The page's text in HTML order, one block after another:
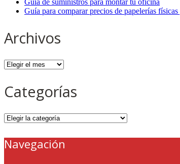
Guía de suministros para montar tu oficina
Guía para comparar precios de papelerías
Archivos
Archivos
Categorías
Categorías
Navegación